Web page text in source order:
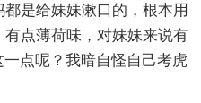
是给妹妹漱口的，根本用
点薄荷味，对妹妹来说有
点呢？我暗自怪自己考虎